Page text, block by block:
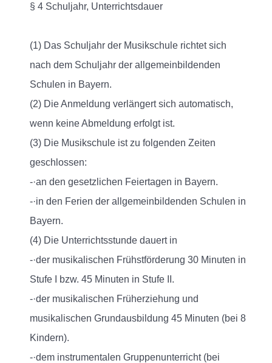
§ 4 Schuljahr, Unterrichtsdauer
(1) Das Schuljahr der Musikschule richtet sich
nach dem Schuljahr der allgemeinbildenden
Schulen in Bayern.
(2) Die Anmeldung verlängert sich automatisch,
wenn keine Abmeldung erfolgt ist.
(3) Die Musikschule ist zu folgenden Zeiten
geschlossen:
-·an den gesetzlichen Feiertagen in Bayern.
-·in den Ferien der allgemeinbildenden Schulen in
Bayern.
(4) Die Unterrichtsstunde dauert in
-·der musikalischen Frühstförderung 30 Minuten in
Stufe I bzw. 45 Minuten in Stufe II.
-·der musikalischen Früherziehung und
musikalischen Grundausbildung 45 Minuten (bei 8
Kindern).
-·dem instrumentalen Gruppenunterricht (bei